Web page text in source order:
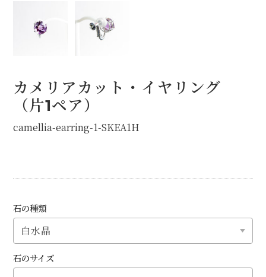
NEWS
FAQ
カメリアカット・イヤリング
（片1ペア）
camellia-earring-1-SKEA1H
石の種類
石のサイズ